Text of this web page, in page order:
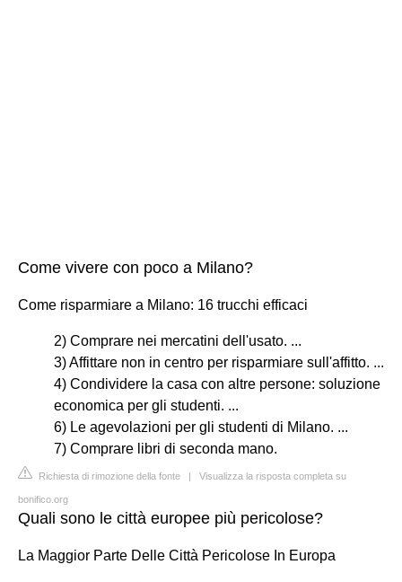
Come vivere con poco a Milano?
Come risparmiare a Milano: 16 trucchi efficaci
2) Comprare nei mercatini dell'usato. ...
3) Affittare non in centro per risparmiare sull'affitto. ...
4) Condividere la casa con altre persone: soluzione
economica per gli studenti. ...
6) Le agevolazioni per gli studenti di Milano. ...
7) Comprare libri di seconda mano.
Richiesta di rimozione della fonte | Visualizza la risposta completa su
bonifico.org
Quali sono le città europee più pericolose?
La Maggior Parte Delle Città Pericolose In Europa